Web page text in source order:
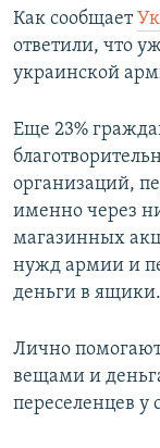
ПОБЕДИТЕЛЕЙ НЕ
УКРАИНСКАЯ
ПРИСОЕДИНЯЙТЕСЬ!
Все сайты
Как сообщает
ответили, что
украинской
Еще 23%
организаций,
именно через
магазинных
нужд армии и
деньги в ящики.
Лично
вещами и
переселенцев у